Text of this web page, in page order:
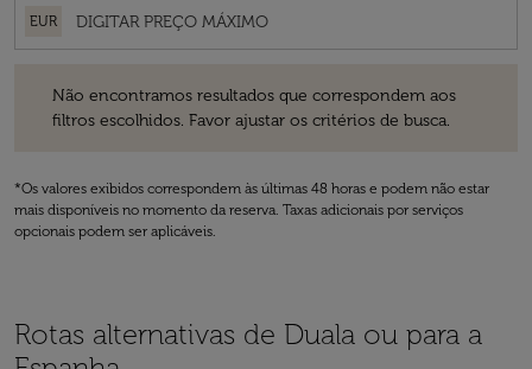
EUR
Não encontramos resultados que correspondem aos
filtros escolhidos. Favor ajustar os critérios de busca.
*Os valores exibidos correspondem às últimas 48 horas e podem não estar
mais disponíveis no momento da reserva. Taxas adicionais por serviços
opcionais podem ser aplicáveis.
Rotas alternativas de Duala ou para a